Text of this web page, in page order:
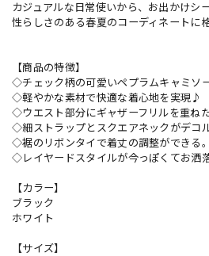
カジュアルな日常使いから、お出かけシ
性らしさのある春夏のコーディネートに
【商品の特徴】
◇チェック柄の可愛いペプラムキャミソー
◇軽やかな素材で快適な着心地を実現♪
◇ウエスト部分にギャザーフリルを重ね
◇細ストラップとスクエアネックがデコ
◇裾のリボンタイで着丈の調整ができる。
◇レイヤードスタイルが今っぽくてお洒
【カラー】
ブラック
ホワイト
【サイズ】